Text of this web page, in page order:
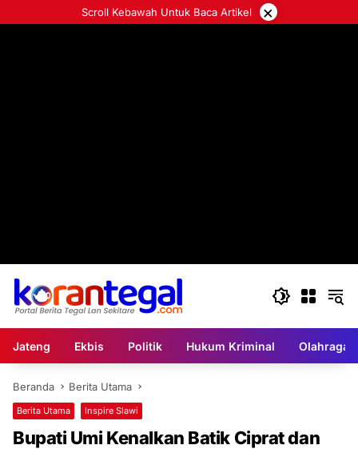
ke
Scroll Kebawah Untuk Baca Artikel ×
Jateng Ekbis Politik Hukum Kriminal Olahraga
Beranda Berita Utama
Berita Utama Inspire Slawi
Bupati Umi Kenalkan Batik Ciprat dan